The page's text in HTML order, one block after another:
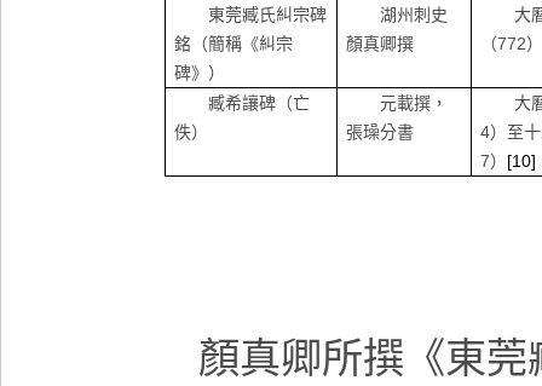
東莞臧氏糾宗碑
銘（簡稱《糾宗
碑》）
湖州刺史
顏真卿撰
大
（772
臧希讓碑（亡
佚）
元載撰，
張璪分書
大
4）至
7） [10]
顏真卿所撰《東